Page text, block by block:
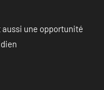
une opportunité